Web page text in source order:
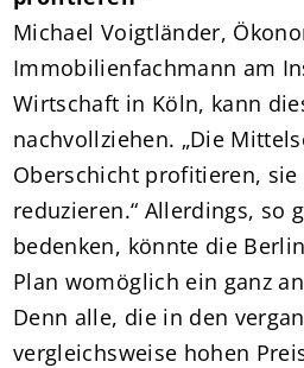
Michael Voigtländer,
Immobilienfachmann am
Wirtschaft in Köln, kann
nachvollziehen. „Die
Oberschicht profitieren,
reduzieren.“ Allerdings, so
bedenken, könnte die
Plan womöglich ein ganz
Denn alle, die in den
vergleichsweise hohen